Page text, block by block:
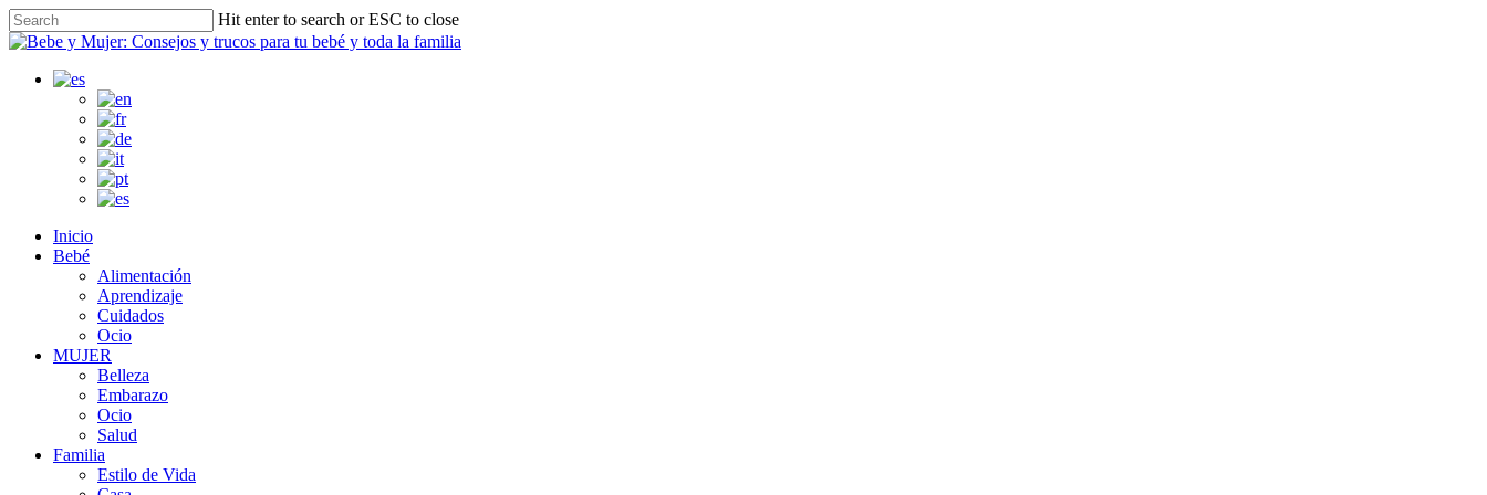
Skip
to
content
Hit enter to search or ESC to close
Close
search
Menu
Inicio
Bebé
Alimentación
Aprendizaje
Cuidados
Ocio
MUJER
Belleza
Embarazo
Ocio
Salud
Familia
Estilo de Vida